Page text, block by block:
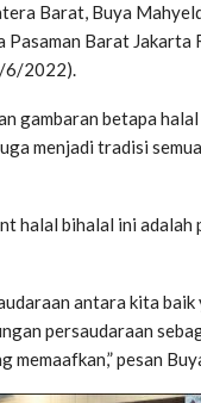
Barat, Buya
Barat
6/2022).
gambaran betapa
menjadi tradisi
halal bihalal ini
antara kita
persaudaraan
memaafkan,” pesan